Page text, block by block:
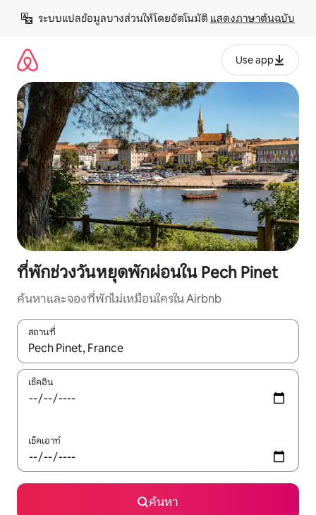
เนื้อหา
ระบบแปลข้อมูลบางส่วนให้โดยอัตโนมัติ แสดงภาษาต้นฉบับ
Use app
ที่พักช่วงวันหยุดพักผ่อนใน Pech Pinet
ค้นหาและจองที่พักไม่เหมือนใครใน Airbnb
สถานที่
ใช้ลูกศรขึ้นลง หรือใช้การสัมผัสหรือปัด เพื่อสำรวจผลการค้นหา
เช็คอิน
เช็คเอาท์
ค้นหา